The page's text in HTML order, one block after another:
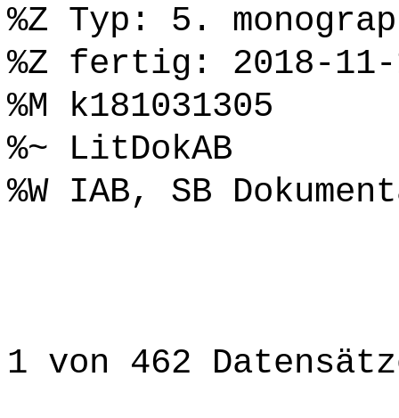
%Z Typ: 5.
%Z fertig: 2018-11-
%M k181031305
%~ LitDokAB
%W IAB, SB
1 von 462